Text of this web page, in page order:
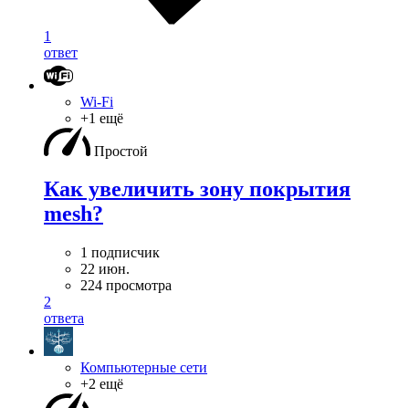
1
ответ
Wi-Fi
+1 ещё
Простой
Как увеличить зону покрытия
mesh?
1 подписчик
22 июн.
224 просмотра
2
ответа
Компьютерные сети
+2 ещё